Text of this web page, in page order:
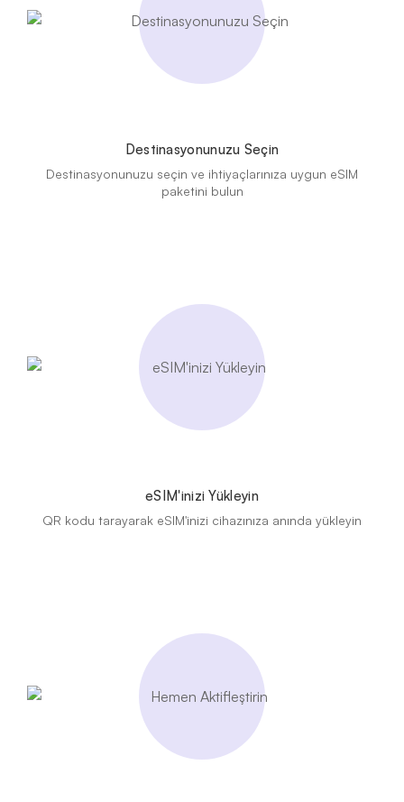
Destinasyonunuzu Seçin
Destinasyonunuzu seçin ve ihtiyaçlarınıza uygun eSIM
paketini bulun
eSIM'inizi Yükleyin
QR kodu tarayarak eSIM'inizi cihazınıza anında yükleyin